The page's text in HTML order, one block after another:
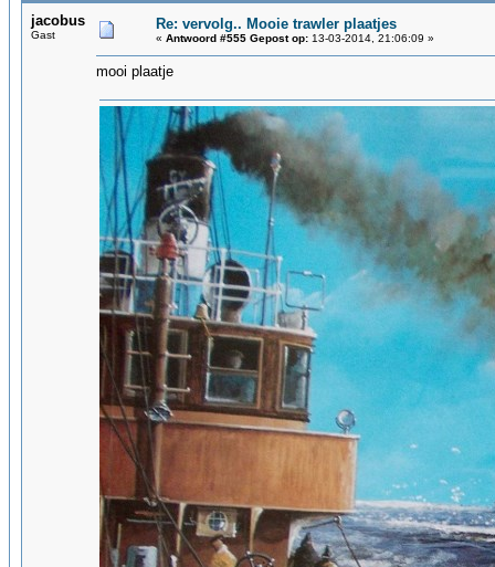
jacobus
Gast
Re: vervolg.. Mooie trawler plaatjes
« Antwoord #555 Gepost op: 13-03-2014, 21:06:09 »
mooi plaatje